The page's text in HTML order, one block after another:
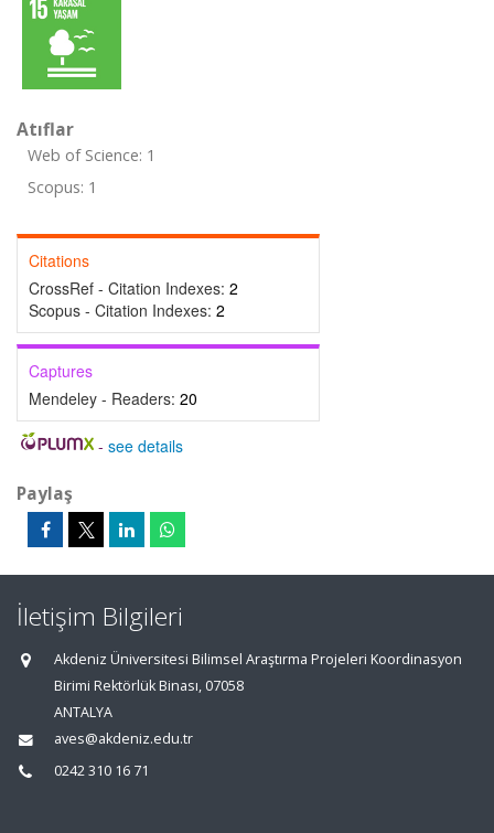
Atıflar
Web of Science: 1
Scopus: 1
Citations
CrossRef - Citation Indexes: 2
Scopus - Citation Indexes: 2
Captures
Mendeley - Readers: 20
- see details
Paylaş
İletişim Bilgileri
Akdeniz Üniversitesi Bilimsel Araştırma Projeleri Koordinasyon
Birimi Rektörlük Binası, 07058
ANTALYA
aves@akdeniz.edu.tr
0242 310 16 71